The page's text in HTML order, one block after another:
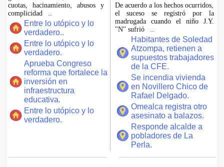
cuotas, hacinamiento, abusos y
complicidad
Entre lo utópico y lo
verdadero..
Entre lo utópico y lo
verdadero.
Aprueba Congreso
reforma que fortalece la
inversión en
infraestructura
educativa.
Entre lo utópico y lo
verdadero.
De acuerdo a los hechos ocurridos,
el suceso se registró por la
madrugada cuando el niño J.Y.
"N" sufrió
Habitantes de Soledad
Atzompa, retienen a
supuestos trabajadores
de la CFE.
Se incendia vivienda
en Novillero Chico de
Rafael Delgado.
Omealca registra otro
asesinato a balazos.
Responde alcalde a
pobladores de La
Perla.